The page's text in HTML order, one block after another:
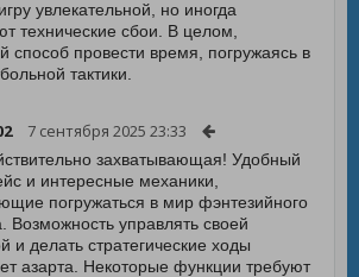
увлекательной, но иногда
технические сбои. В целом,
способ провести время, погружаясь в
тактики.
7 сентября 2025 23:33
захватывающая! Удобный
и интересные механики,
погружаться в мир фэнтезийного
Возможность управлять своей
и делать стратегические ходы
азарта. Некоторые функции требуют